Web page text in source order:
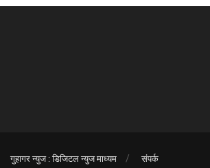
गुहागर न्युज : डिजिटल न्युज माध्यम संपर्क